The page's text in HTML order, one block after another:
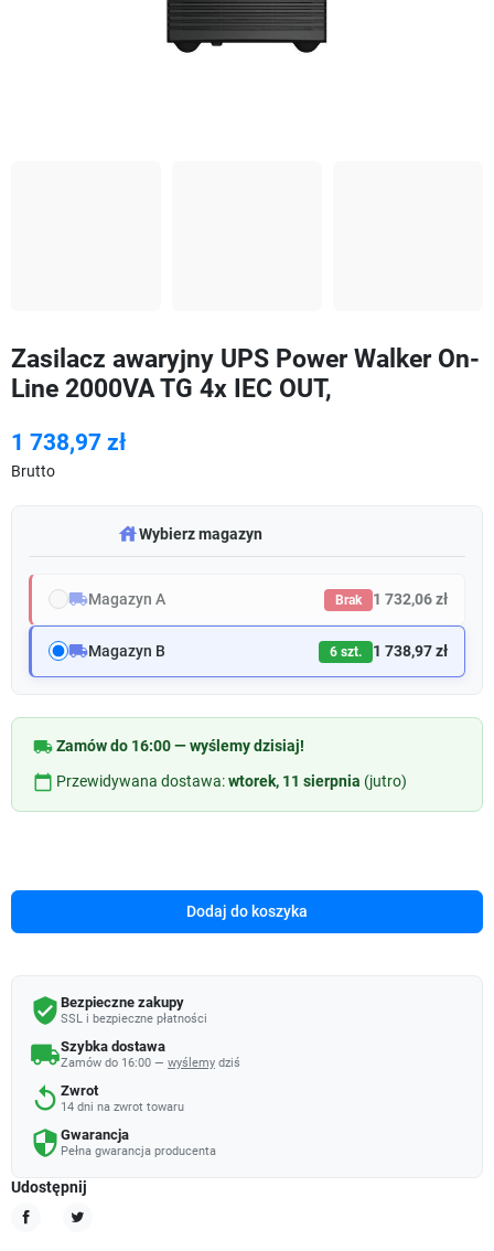
Zasilacz awaryjny UPS Power Walker On-
Line 2000VA TG 4x IEC OUT,
1 738,97 zł
Brutto
warehouseWybierz magazyn
local_shippingMagazyn A Brak 1 732,06 zł
local_shippingMagazyn B 6 szt. 1 738,97 zł
local_shippingZamów do 16:00 — wyślemy dzisiaj!
calendar_today Przewidywana dostawa:wtorek, 11 sierpnia (jutro)
Dodaj do koszyka
verified_user Bezpieczne zakupy
SSL i bezpieczne płatności
local_shippingSzybka dostawa
Zamów do 16:00 — wyślemy dziś
replay Zwrot
14 dni na zwrot towaru
security Gwarancja
Pełna gwarancja producenta
Udostępnij